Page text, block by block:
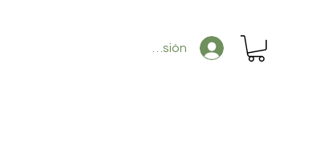
Iniciar sesión